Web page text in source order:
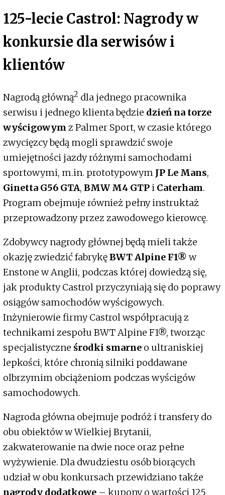
125-lecie Castrol: Nagrody w
konkursie dla serwisów i
klientów
Nagrodą główną2 dla jednego pracownika
serwisu i jednego klienta będzie dzień na torze
wyścigowym z Palmer Sport, w czasie którego
zwycięzcy będą mogli sprawdzić swoje
umiejętności jazdy różnymi samochodami
sportowymi, m.in. prototypowym JP Le Mans,
Ginetta G56 GTA, BMW M4 GTP i Caterham.
Program obejmuje również pełny instruktaż
przeprowadzony przez zawodowego kierowcę.
Zdobywcy nagrody głównej będą mieli także
okazję zwiedzić fabrykęBWT Alpine F1® w
Enstone w Anglii, podczas której dowiedzą się,
jak produkty Castrol przyczyniają się do poprawy
osiągów samochodów wyścigowych.
Inżynierowie firmy Castrol współpracują z
technikami zespołu BWT Alpine F1®, tworząc
specjalistyczne środki smarne o ultraniskiej
lepkości, które chronią silniki poddawane
olbrzymim obciążeniom podczas wyścigów
samochodowych.
Nagroda główna obejmuje podróż i transfery do
obu obiektów w Wielkiej Brytanii,
zakwaterowanie na dwie noce oraz pełne
wyżywienie. Dla dwudziestu osób biorących
udział w obu konkursach przewidziano także
nagrody dodatkowe – kupony o wartości 125